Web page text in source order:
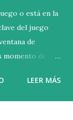
o está en la
del juego
de
momento de
al equipo aLEER MÁS